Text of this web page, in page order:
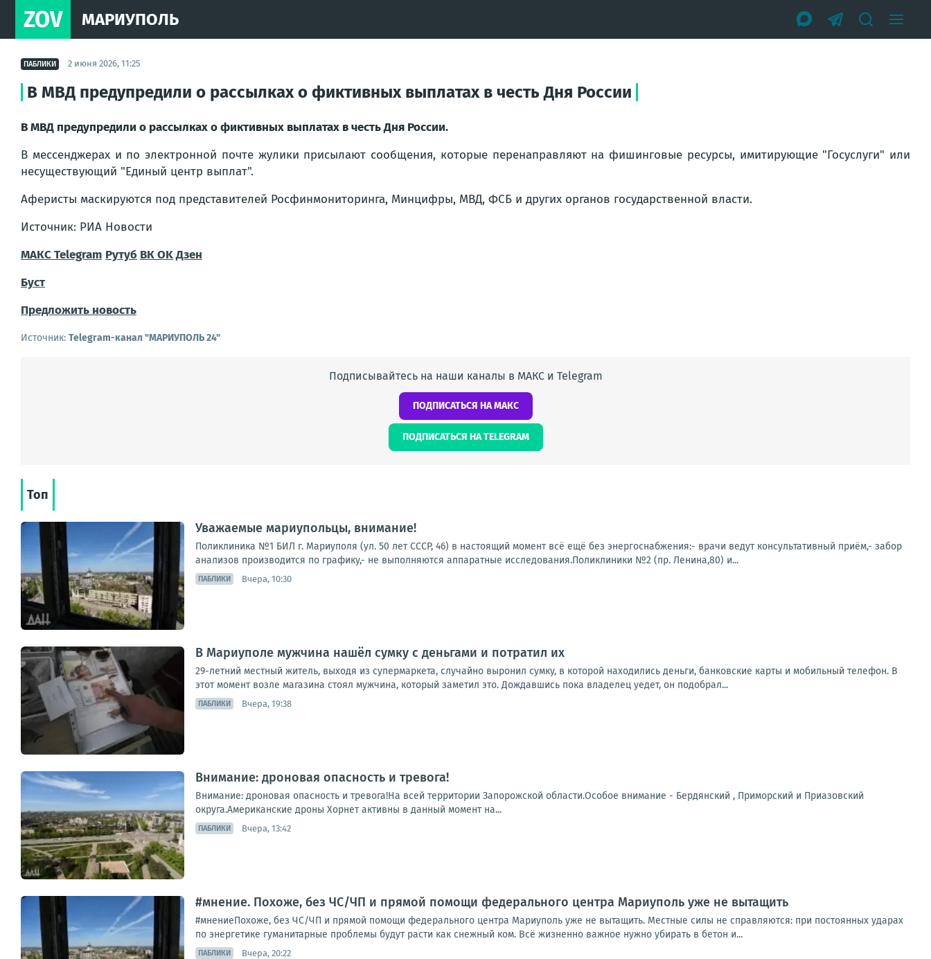
ZOV МАРИУПОЛЬ
ПАБЛИКИ 2 июня 2026, 11:25
В МВД предупредили о рассылках о фиктивных выплатах в честь Дня России
В МВД предупредили о рассылках о фиктивных выплатах в честь Дня России.
В мессенджерах и по электронной почте жулики присылают сообщения, которые перенаправляют на фишинговые ресурсы, имитирующие "Госуслуги" или
несуществующий "Единый центр выплат".
Аферисты маскируются под представителей Росфинмониторинга, Минцифры, МВД, ФСБ и других органов государственной власти.
Источник: РИА Новости
МАКСTelegram Рутуб ВКOKДзен
Буст
Предложить новость
Источник: Telegram-канал "МАРИУПОЛЬ 24"
Подписывайтесь на наши каналы в МАКС и Telegram
ПОДПИСАТЬСЯ НА МАКС
ПОДПИСАТЬСЯ НА TELEGRAM
Топ
Уважаемые мариупольцы, внимание!
Поликлиника №1 БИЛ г. Мариуполя (ул. 50 лет СССР, 46) в настоящий момент всё ещё без энергоснабжения:- врачи ведут консультативный приём,- забор
анализов производится по графику,- не выполняются аппаратные исследования.Поликлиники №2 (пр. Ленина,80) и...
ПАБЛИКИ Вчера, 10:30
В Мариуполе мужчина нашёл сумку с деньгами и потратил их
29-летний местный житель, выходя из супермаркета, случайно выронил сумку, в которой находились деньги, банковские карты и мобильный телефон. В
этот момент возле магазина стоял мужчина, который заметил это. Дождавшись пока владелец уедет, он подобрал...
ПАБЛИКИ Вчера, 19:38
Внимание: дроновая опасность и тревога!
Внимание: дроновая опасность и тревога!На всей территории Запорожской области.Особое внимание - Бердянский , Приморский и Приазовский
округа.Американские дроны Хорнет активны в данный момент на...
ПАБЛИКИ Вчера, 13:42
#мнение. Похоже, без ЧС/ЧП и прямой помощи федерального центра Мариуполь уже не вытащить
#мнениеПохоже, без ЧС/ЧП и прямой помощи федерального центра Мариуполь уже не вытащить. Местные силы не справляются: при постоянных ударах
по энергетике гуманитарные проблемы будут расти как снежный ком. Всё жизненно важное нужно убирать в бетон и...
ПАБЛИКИ Вчера, 20:22